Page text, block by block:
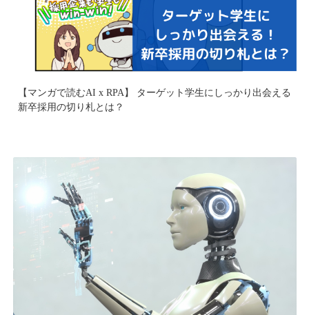
【マンガで読むAI x RPA】 ターゲット学生にしっかり出会える
新卒採用の切り札とは？